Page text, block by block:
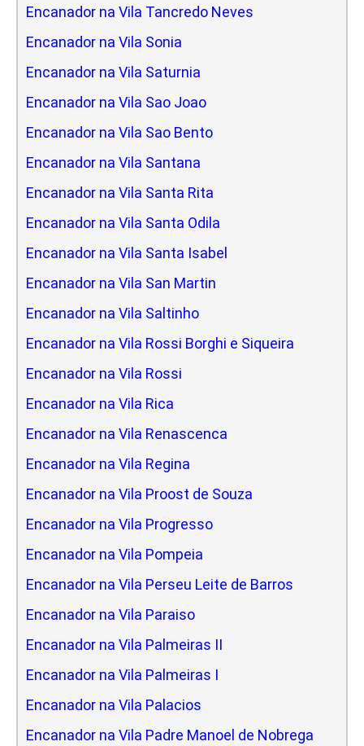
Encanador na Vila Tancredo Neves
Encanador na Vila Sonia
Encanador na Vila Saturnia
Encanador na Vila Sao Joao
Encanador na Vila Sao Bento
Encanador na Vila Santana
Encanador na Vila Santa Rita
Encanador na Vila Santa Odila
Encanador na Vila Santa Isabel
Encanador na Vila San Martin
Encanador na Vila Saltinho
Encanador na Vila Rossi Borghi e Siqueira
Encanador na Vila Rossi
Encanador na Vila Rica
Encanador na Vila Renascenca
Encanador na Vila Regina
Encanador na Vila Proost de Souza
Encanador na Vila Progresso
Encanador na Vila Pompeia
Encanador na Vila Perseu Leite de Barros
Encanador na Vila Paraiso
Encanador na Vila Palmeiras II
Encanador na Vila Palmeiras I
Encanador na Vila Palacios
Encanador na Vila Padre Manoel de Nobrega